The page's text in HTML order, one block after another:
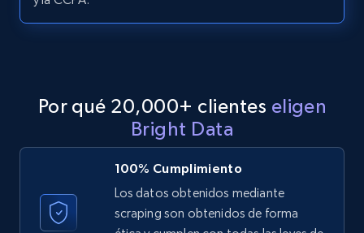
1.5K+ Prueba gratuita
LinkedIn posts - Discover new posts
company URL
Por qué 20,000+ clientes eligen
Bright Data
100% Cumplimiento
Los datos obtenidos mediante
scraping son obtenidos de forma